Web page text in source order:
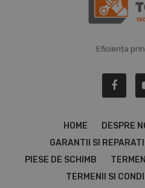
Eficiența
HOME DESPRE
GARANTII SI REPARATII
PIESE DE SCHIMB
TERMENII SI